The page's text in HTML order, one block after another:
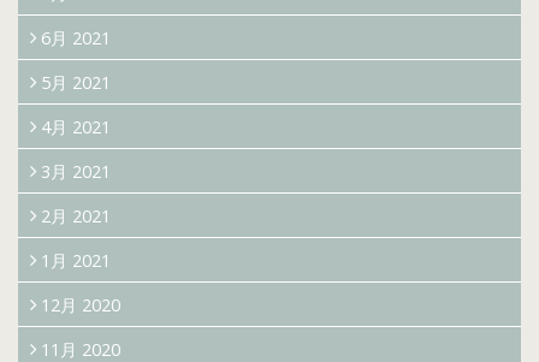
6月 2021
5月 2021
4月 2021
3月 2021
2月 2021
1月 2021
12月 2020
11月 2020